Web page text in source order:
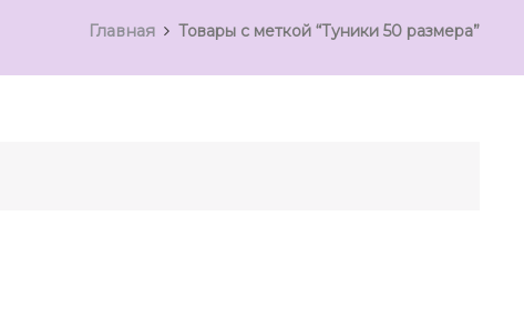
Главная Товары с меткой “Туники 50 размера”